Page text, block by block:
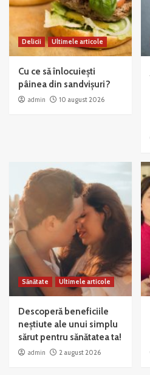
Delicii Ultimele articole
Cu ce să înlocuiești
pâinea din sandvișuri?
admin 10 august 2026
Sănătate Ultimele articole
Descoperă beneficiile
neștiute ale unui simplu
sărut pentru sănătatea ta!
admin 2 august 2026